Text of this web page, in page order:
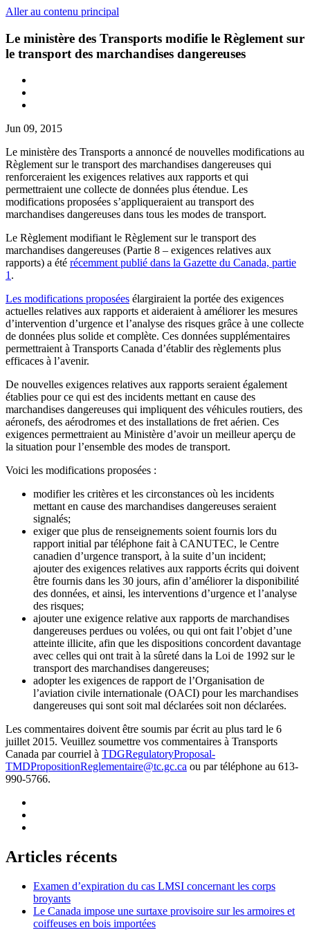
Aller au contenu principal
Le ministère des Transports modifie le Règlement sur
le transport des marchandises dangereuses
Jun 09, 2015
Le ministère des Transports a annoncé de nouvelles modifications au
Règlement sur le transport des marchandises dangereuses qui
renforceraient les exigences relatives aux rapports et qui
permettraient une collecte de données plus étendue. Les
modifications proposées s’appliqueraient au transport des
marchandises dangereuses dans tous les modes de transport.
Le Règlement modifiant le Règlement sur le transport des
marchandises dangereuses (Partie 8 – exigences relatives aux
rapports) a été récemment publié dans la Gazette du Canada, partie
1.
Les modifications proposées élargiraient la portée des exigences
actuelles relatives aux rapports et aideraient à améliorer les mesures
d’intervention d’urgence et l’analyse des risques grâce à une collecte
de données plus solide et complète. Ces données supplémentaires
permettraient à Transports Canada d’établir des règlements plus
efficaces à l’avenir.
De nouvelles exigences relatives aux rapports seraient également
établies pour ce qui est des incidents mettant en cause des
marchandises dangereuses qui impliquent des véhicules routiers, des
aéronefs, des aérodromes et des installations de fret aérien. Ces
exigences permettraient au Ministère d’avoir un meilleur aperçu de
la situation pour l’ensemble des modes de transport.
Voici les modifications proposées :
modifier les critères et les circonstances où les incidents
mettant en cause des marchandises dangereuses seraient
signalés;
exiger que plus de renseignements soient fournis lors du
rapport initial par téléphone fait à CANUTEC, le Centre
canadien d’urgence transport, à la suite d’un incident;
ajouter des exigences relatives aux rapports écrits qui doivent
être fournis dans les 30 jours, afin d’améliorer la disponibilité
des données, et ainsi, les interventions d’urgence et l’analyse
des risques;
ajouter une exigence relative aux rapports de marchandises
dangereuses perdues ou volées, ou qui ont fait l’objet d’une
atteinte illicite, afin que les dispositions concordent davantage
avec celles qui ont trait à la sûreté dans la Loi de 1992 sur le
transport des marchandises dangereuses;
adopter les exigences de rapport de l’Organisation de
l’aviation civile internationale (OACI) pour les marchandises
dangereuses qui sont soit mal déclarées soit non déclarées.
Les commentaires doivent être soumis par écrit au plus tard le 6
juillet 2015. Veuillez soumettre vos commentaires à Transports
Canada par courriel à TDGRegulatoryProposal-
TMDPropositionReglementaire@tc.gc.ca ou par téléphone au 613-
990-5766.
Articles récents
Examen d’expiration du cas LMSI concernant les corps
broyants
Le Canada impose une surtaxe provisoire sur les armoires et
coiffeuses en bois importées